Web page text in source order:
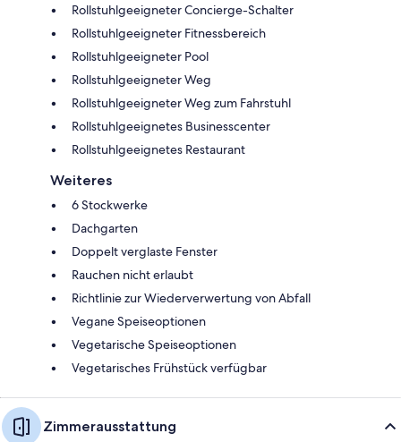
Rollstuhlgeeigneter Concierge-Schalter
Rollstuhlgeeigneter Fitnessbereich
Rollstuhlgeeigneter Pool
Rollstuhlgeeigneter Weg
Rollstuhlgeeigneter Weg zum Fahrstuhl
Rollstuhlgeeignetes Businesscenter
Rollstuhlgeeignetes Restaurant
Weiteres
6 Stockwerke
Dachgarten
Doppelt verglaste Fenster
Rauchen nicht erlaubt
Richtlinie zur Wiederverwertung von Abfall
Vegane Speiseoptionen
Vegetarische Speiseoptionen
Vegetarisches Frühstück verfügbar
Zimmerausstattung